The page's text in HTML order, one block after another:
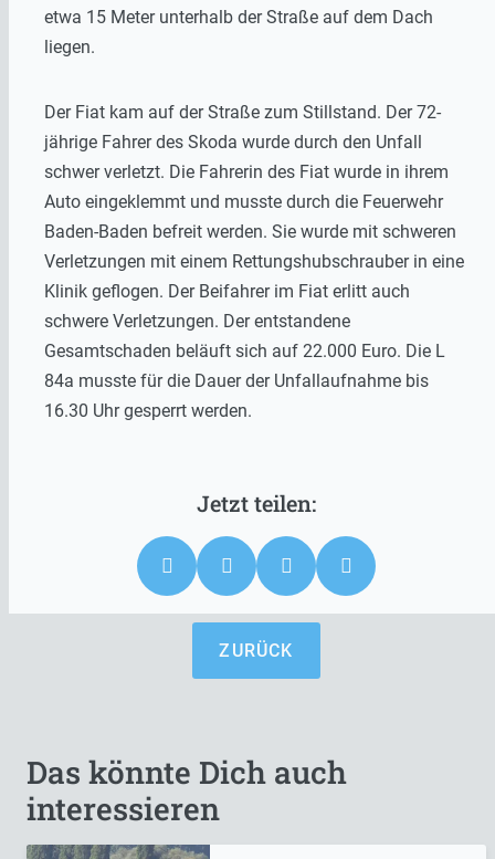
etwa 15 Meter unterhalb der Straße auf dem Dach
liegen.
Der Fiat kam auf der Straße zum Stillstand. Der 72-
jährige Fahrer des Skoda wurde durch den Unfall
schwer verletzt. Die Fahrerin des Fiat wurde in ihrem
Auto eingeklemmt und musste durch die Feuerwehr
Baden-Baden befreit werden. Sie wurde mit schweren
Verletzungen mit einem Rettungshubschrauber in eine
Klinik geflogen. Der Beifahrer im Fiat erlitt auch
schwere Verletzungen. Der entstandene
Gesamtschaden beläuft sich auf 22.000 Euro. Die L
84a musste für die Dauer der Unfallaufnahme bis
16.30 Uhr gesperrt werden.
ZURÜCK
Das könnte Dich auch
interessieren